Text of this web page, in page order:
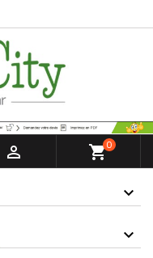
 shopping_cart0